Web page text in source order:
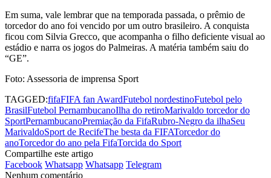
Em suma, vale lembrar que na temporada passada, o prêmio de
torcedor do ano foi vencido por um outro brasileiro. A conquista
ficou com Silvia Grecco, que acompanha o filho deficiente visual ao
estádio e narra os jogos do Palmeiras. A matéria também saiu do
“GE”.
Foto: Assessoria de imprensa Sport
TAGGED:fifaFIFA fan AwardFutebol nordestinoFutebol pelo
BrasilFutebol PernambucanoIlha do retiroMarivaldo torcedor do
SportPernambucanoPremiação da FifaRubro-Negro da ilhaSeu
MarivaldoSport de RecifeThe besta da FIFATorcedor do
anoTorcedor do ano pela FifaTorcida do Sport
Compartilhe este artigo
Facebook Whatsapp Whatsapp Telegram
Nenhum comentário